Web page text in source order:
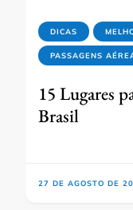
DICAS
PASSAGENS
15 Lugares
Brasil
27 DE AGOSTO DE